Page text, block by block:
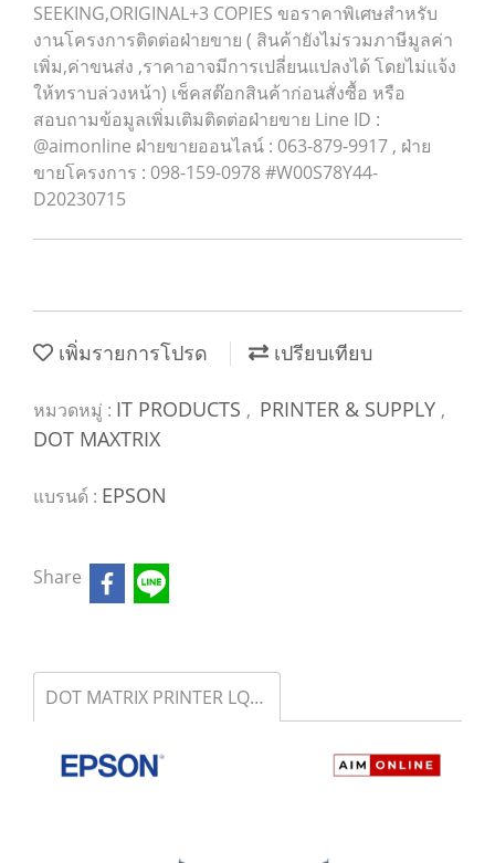
SEEKING,ORIGINAL+3 COPIES ขอราคาพิเศษสำหรับ
งานโครงการติดต่อฝ่ายขาย ( สินค้ายังไม่รวมภาษีมูลค่า
เพิ่ม,ค่าขนส่ง ,ราคาอาจมีการเปลี่ยนแปลงได้ โดยไม่แจ้ง
ให้ทราบล่วงหน้า) เช็คสต๊อกสินค้าก่อนสั่งซื้อ หรือ
สอบถามข้อมูลเพิ่มเติมติดต่อฝ่ายขาย Line ID :
@aimonline ฝ่ายขายออนไลน์ : 063-879-9917 , ฝ่าย
ขายโครงการ : 098-159-0978 #W00S78Y44-
D20230715
เพิ่มรายการโปรด เปรียบเทียบ
หมวดหมู่ : IT PRODUCTS , PRINTER & SUPPLY ,
DOT MAXTRIX
แบรนด์ : EPSON
Share
DOT MATRIX PRINTER LQ-310